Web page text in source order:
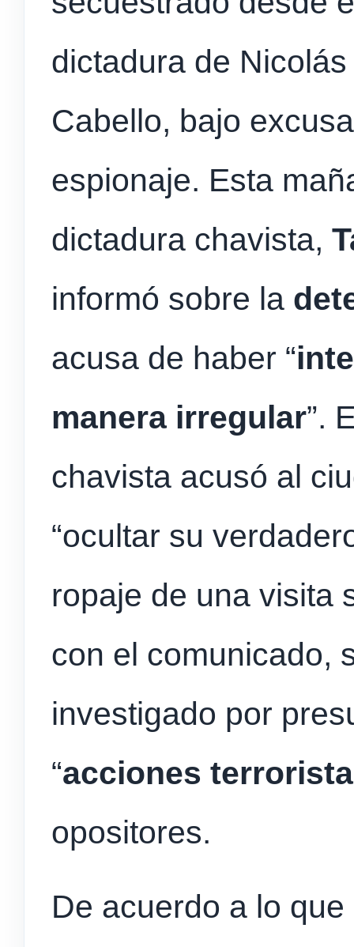
dictadura de
Cabello, bajo
espionaje. Esta
dictadura chavista,
informó sobre la
acusa de haber “
manera irregular”.
chavista acusó al
“ocultar su
ropaje de una visita
con el comunicado,
investigado por
“acciones
opositores.
De acuerdo a lo